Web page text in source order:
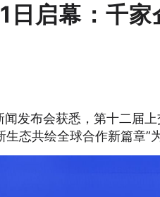
日启幕：千
发布会获悉，第十二届
态共绘全球合作新篇章”